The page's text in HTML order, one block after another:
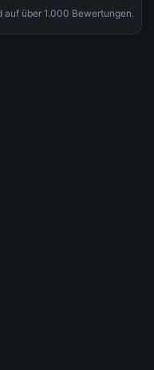
über 1.000 Bewertungen.